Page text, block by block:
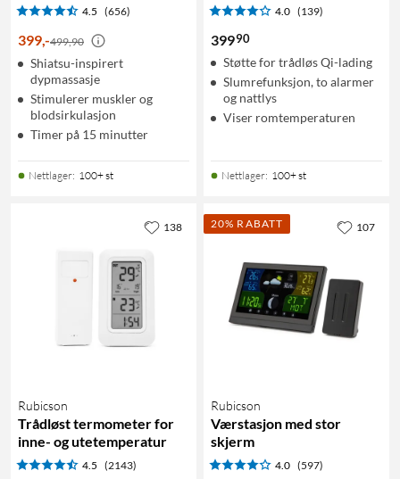
4.5 (656)
399,-499,90
Shiatsu-inspirert
dypmassasje
Stimulerer muskler og
blodsirkulasjon
Timer på 15 minutter
Nettlager: 100+ st
4.0 (139)
39990
Støtte for trådløs Qi-lading
Slumrefunksjon, to alarmer
og nattlys
Viser romtemperaturen
Nettlager: 100+ st
Rubicson
Trådløst termometer for
inne- og utetemperatur
4.5 (2143)
138 20% RABATT
Rubicson
Værstasjon med stor
skjerm
4.0 (597)
107